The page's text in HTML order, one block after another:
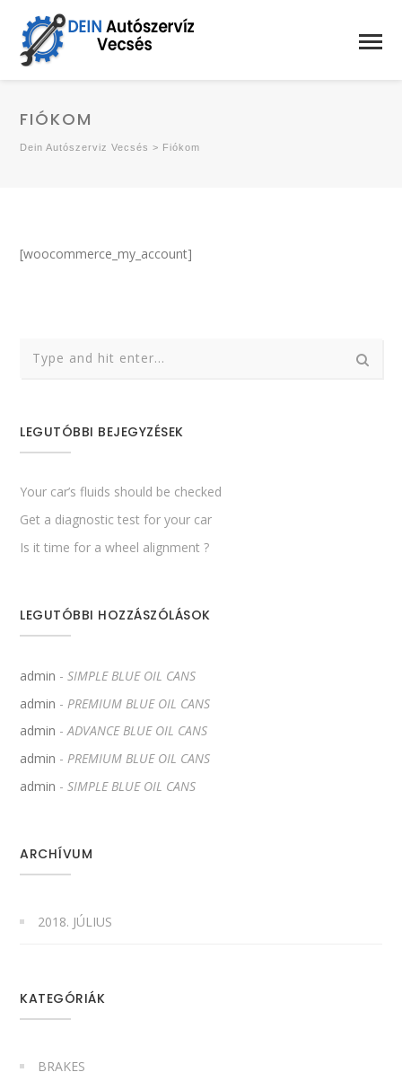
FIÓKOM
Dein Autószerviz Vecsés > Fiókom
[woocommerce_my_account]
LEGUTÓBBI BEJEGYZÉSEK
Your car’s fluids should be checked
Get a diagnostic test for your car
Is it time for a wheel alignment ?
LEGUTÓBBI HOZZÁSZÓLÁSOK
admin -SIMPLE BLUE OIL CANS
admin - PREMIUM BLUE OIL CANS
admin -ADVANCE BLUE OIL CANS
admin -PREMIUM BLUE OIL CANS
admin -SIMPLE BLUE OIL CANS
ARCHÍVUM
2018. JÚLIUS
KATEGÓRIÁK
BRAKES